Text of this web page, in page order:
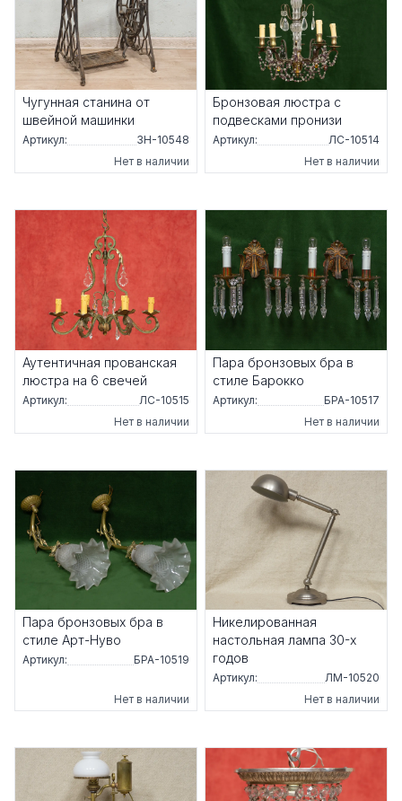
Чугунная станина от
швейной машинки
Артикул:
ЗН-10548
Нет в наличии
Бронзовая люстра с
подвесками пронизи
Артикул:
ЛС-10514
Нет в наличии
Аутентичная прованская
люстра на 6 свечей
Артикул:
ЛС-10515
Нет в наличии
Пара бронзовых бра в
стиле Барокко
Артикул:
БРА-10517
Нет в наличии
Пара бронзовых бра в
стиле Арт-Нуво
Артикул: БРА-10519
Нет в наличии
Никелированная
настольная лампа 30-х
годов
Артикул:
ЛМ-10520
Нет в наличии